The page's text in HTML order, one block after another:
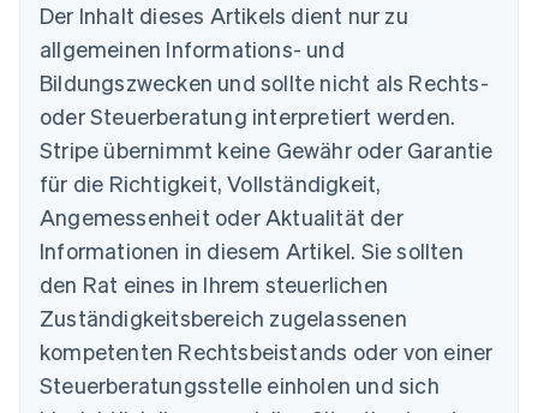
Der Inhalt dieses Artikels dient nur zu
allgemeinen Informations- und
Bildungszwecken und sollte nicht als Rechts-
oder Steuerberatung interpretiert werden.
Stripe übernimmt keine Gewähr oder Garantie
für die Richtigkeit, Vollständigkeit,
Angemessenheit oder Aktualität der
Informationen in diesem Artikel. Sie sollten
den Rat eines in Ihrem steuerlichen
Zuständigkeitsbereich zugelassenen
kompetenten Rechtsbeistands oder von einer
Steuerberatungsstelle einholen und sich
Australien
English
Belgien
Nederlands Français DeutschEnglish
Brasilien
PortuguêsEnglish
English
Dänemark
English
Deutschland
DeutschEnglish
Estland
Festlandchina